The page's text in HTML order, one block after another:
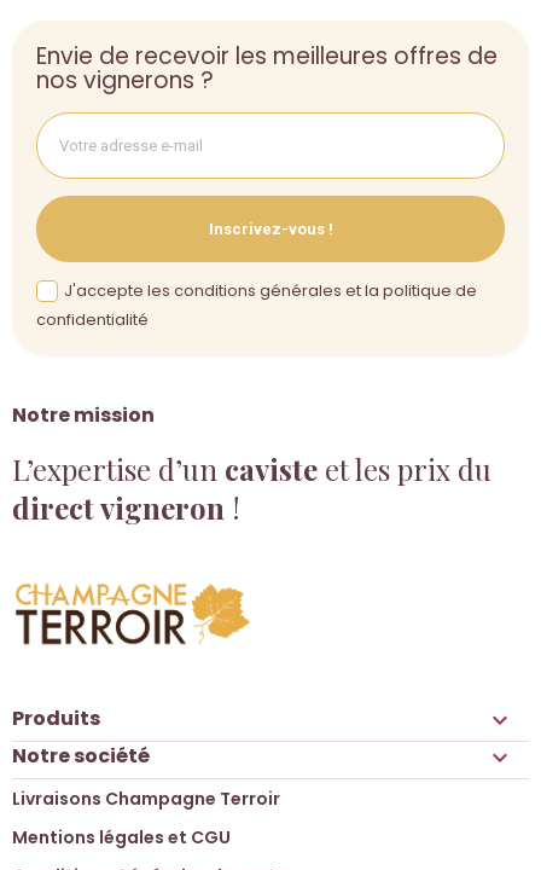
Notre mission
L’expertise d’un caviste et les prix du
direct vigneron !
Envie de recevoir les meilleures offres de
nos vignerons ?
Inscrivez-vous !
J'accepte les conditions générales et la politique de
confidentialité
Produits 
Notre société 
Livraisons Champagne Terroir
Mentions légales et CGU